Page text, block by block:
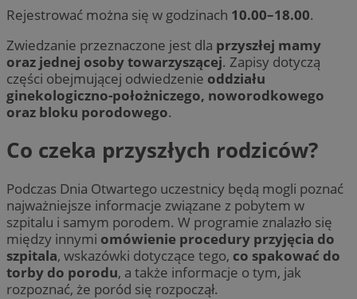
Rejestrować można się w godzinach 10.00–18.00.
Zwiedzanie przeznaczone jest dla przyszłej mamy
oraz jednej osoby towarzyszącej. Zapisy dotyczą
części obejmującej odwiedzenie oddziału
ginekologiczno-położniczego, noworodkowego
oraz bloku porodowego.
Co czeka przyszłych rodziców?
Podczas Dnia Otwartego uczestnicy będą mogli poznać
najważniejsze informacje związane z pobytem w
szpitalu i samym porodem. W programie znalazło się
między innymi omówienie procedury przyjęcia do
szpitala, wskazówki dotyczące tego, co spakować do
torby do porodu, a także informacje o tym, jak
rozpoznać, że poród się rozpoczął.